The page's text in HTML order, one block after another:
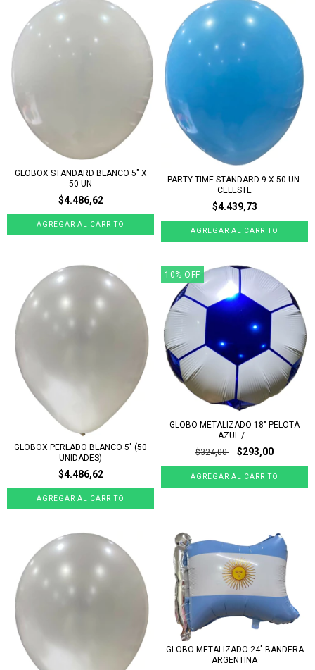
GLOBOX STANDARD BLANCO 5" X
50 UN
$4.486,62
PARTY TIME STANDARD 9 X 50 UN.
CELESTE
$4.439,73
GLOBOX PERLADO BLANCO 5" (50
UNIDADES)
$4.486,62
10% OFF
GLOBO METALIZADO 18" PELOTA
AZUL /...
$324,00
$293,00
GLOBO METALIZADO 24" BANDERA
ARGENTINA